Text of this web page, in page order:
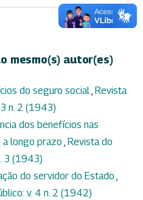
mesmo(s) autor(es)
do seguro social, Revista
n. 2 (1943)
dos benefícios nas
longo prazo , Revista do
3 (1943)
do servidor do Estado ,
v. 4 n. 2 (1942)